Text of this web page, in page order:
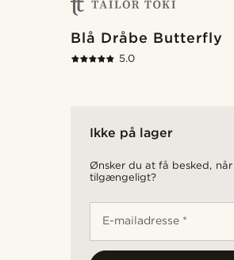
Blå Dråbe Butterfly
5.0
Ikke på lager
Ønsker du at få besked,
tilgængeligt?
E-mailadresse *